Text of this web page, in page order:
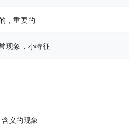
，重要的
现象，小特征
义的现象